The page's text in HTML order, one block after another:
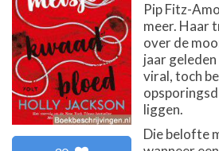
Pip Fitz-
meer. Haar
over de
jaar
viral, toch
liggen.
Die belofte